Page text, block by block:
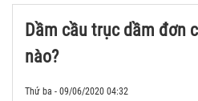
Dầm cầu trục dầm đơn
nào?
Thứ ba - 09/06/2020 04:32